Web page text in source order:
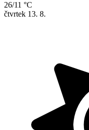
26/11 °C
čtvrtek 13. 8.